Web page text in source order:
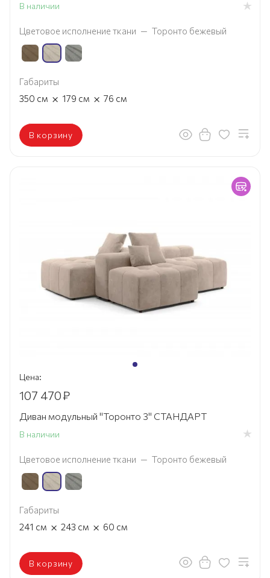
В наличии
Цветовое исполнение ткани — Торонто бежевый
Габариты
350 см × 179 см × 76 см
В корзину
Цена:
107 470₽
Диван модульный "Торонто 3" СТАНДАРТ
В наличии
Цветовое исполнение ткани — Торонто бежевый
Габариты
241 см × 243 см × 60 см
В корзину